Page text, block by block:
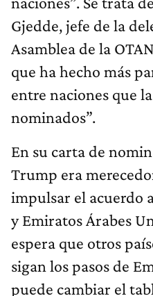
Gjedde, jefe de la
Asamblea de la
que ha hecho más
entre naciones que
nominados”.
En su carta de
Trump era
impulsar el acuerdo
y Emiratos Árabes
espera que otros
sigan los pasos de
puede cambiar el